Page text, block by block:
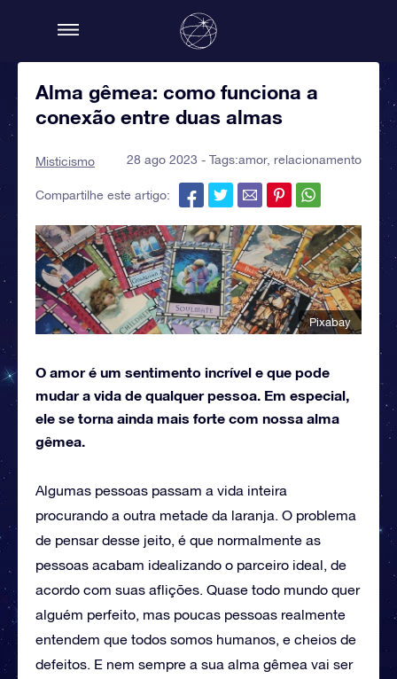
Alma gêmea: como funciona a
conexão entre duas almas
Misticismo 28 ago 2023 - Tags:amor, relacionamento
Compartilhe este artigo:
Pixabay
O amor é um sentimento incrível e que pode
mudar a vida de qualquer pessoa. Em especial,
ele se torna ainda mais forte com nossa alma
gêmea.
Algumas pessoas passam a vida inteira
procurando a outra metade da laranja. O problema
de pensar desse jeito, é que normalmente as
pessoas acabam idealizando o parceiro ideal, de
acordo com suas aflições. Quase todo mundo quer
alguém perfeito, mas poucas pessoas realmente
entendem que todos somos humanos, e cheios de
defeitos. E nem sempre a sua alma gêmea vai ser